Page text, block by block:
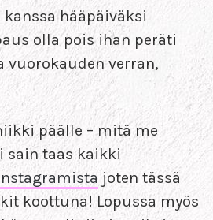
hääpäiväksi
olla pois ihan peräti
vuorokauden verran,
päälle – mitä me
sain taas kaikki
joten tässä
koottuna! Lopussa myös